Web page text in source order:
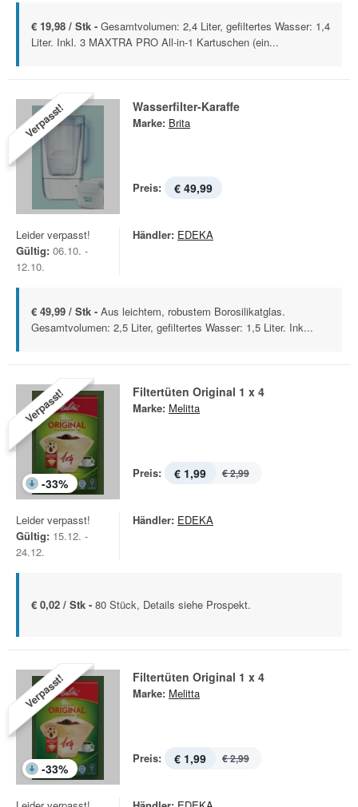
€ 19,98 / Stk - Gesamtvolumen: 2,4 Liter, gefiltertes Wasser: 1,4
Liter. Inkl. 3 MAXTRA PRO All-in-1 Kartuschen (ein...
Verpasst! Wasserfilter-Karaffe
Marke: Brita
Preis: € 49,99
Leider verpasst!
Gültig: 06.10. -
12.10.
Händler: EDEKA
€ 49,99 / Stk - Aus leichtem, robustem Borosilikatglas.
Gesamtvolumen: 2,5 Liter, gefiltertes Wasser: 1,5 Liter. Ink...
Verpasst!
-33%
Filtertüten Original 1 x 4
Marke: Melitta
Preis: € 1,99 € 2,99
Leider verpasst!
Gültig: 15.12. -
24.12.
Händler: EDEKA
€ 0,02 / Stk - 80 Stück, Details siehe Prospekt.
Verpasst!
-33%
Filtertüten Original 1 x 4
Marke: Melitta
Preis: € 1,99 € 2,99